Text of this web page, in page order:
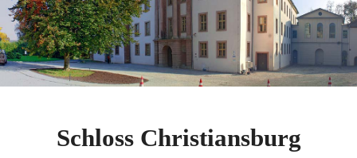
Schloss Christiansburg